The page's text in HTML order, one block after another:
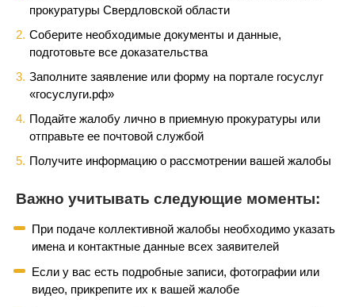
прокуратуры Свердловской области
Соберите необходимые документы и данные,
подготовьте все доказательства
Заполните заявление или форму на портале госуслуг
«госуслуги.рф»
Подайте жалобу лично в приемную прокуратуры или
отправьте ее почтовой службой
Получите информацию о рассмотрении вашей жалобы
Важно учитывать следующие моменты:
При подаче коллективной жалобы необходимо указать
имена и контактные данные всех заявителей
Если у вас есть подробные записи, фотографии или
видео, прикрепите их к вашей жалобе